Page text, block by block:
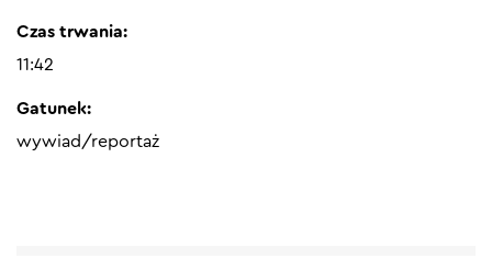
Czas trwania:
11:42
Gatunek:
wywiad/reportaż